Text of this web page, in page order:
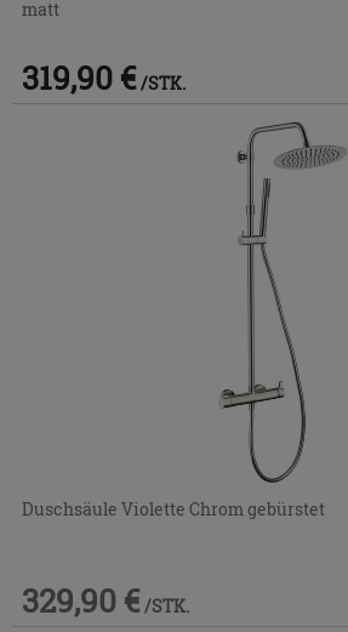
matt
319,90 € /STK.
Duschsäule Violette Chrom gebürstet
329,90 € /STK.